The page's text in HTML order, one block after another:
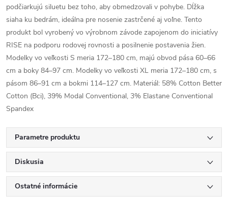
podčiarkujú siluetu bez toho, aby obmedzovali v pohybe. Dĺžka
siaha ku bedrám, ideálna pre nosenie zastrčené aj voľne. Tento
produkt bol vyrobený vo výrobnom závode zapojenom do iniciatívy
RISE na podporu rodovej rovnosti a posilnenie postavenia žien.
Modelky vo veľkosti S meria 172–180 cm, majú obvod pása 60–66
cm a boky 84–97 cm. Modelky vo veľkosti XL meria 172–180 cm, s
pásom 86–91 cm a bokmi 114–127 cm. Materiál: 58% Cotton Better
Cotton (Bci), 39% Modal Conventional, 3% Elastane Conventional
Spandex
Parametre produktu
Diskusia
Ostatné informácie